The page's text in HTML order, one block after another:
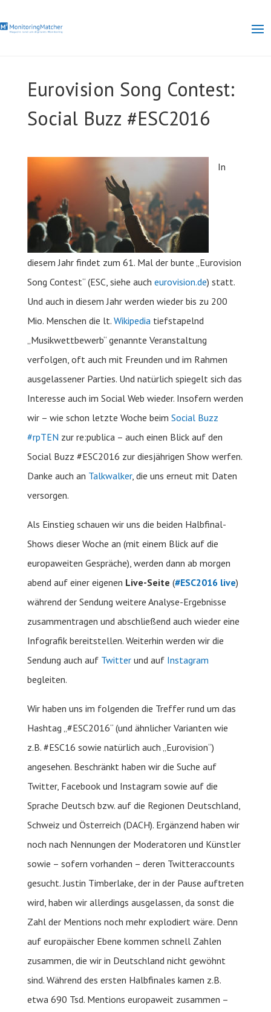
Eurovision Song Contest:
Social Buzz #ESC2016
In
diesem Jahr findet zum 61. Mal der bunte „Eurovision
Song Contest“ (ESC, siehe auch eurovision.de) statt.
Und auch in diesem Jahr werden wieder bis zu 200
Mio. Menschen die lt. Wikipediatiefstapelnd
„Musikwettbewerb“ genannte Veranstaltung
verfolgen, oft auch mit Freunden und im Rahmen
ausgelassener Parties. Und natürlich spiegelt sich das
Interesse auch im Social Web wieder. Insofern werden
wir – wie schon letzte Woche beim Social Buzz
#rpTEN zur re:publica – auch einen Blick auf den
Social Buzz #ESC2016 zur diesjährigen Show werfen.
Danke auch an Talkwalker, die uns erneut mit Daten
versorgen.
Als Einstieg schauen wir uns die beiden Halbfinal-
Shows dieser Woche an (mit einem Blick auf die
europaweiten Gespräche), werden dann ab morgen
abend auf einer eigenen Live-Seite (#ESC2016 live)
während der Sendung weitere Analyse-Ergebnisse
zusammentragen und abschließend auch wieder eine
Infografik bereitstellen. Weiterhin werden wir die
Sendung auch auf Twitterund auf Instagram
begleiten.
Wir haben uns im folgenden die Treffer rund um das
Hashtag „#ESC2016“ (und ähnlicher Varianten wie
z.B. #ESC16 sowie natürlich auch „Eurovision“)
angesehen. Beschränkt haben wir die Suche auf
Twitter, Facebook und Instagram sowie auf die
Sprache Deutsch bzw. auf die Regionen Deutschland,
Schweiz und Österreich (DACH). Ergänzend haben wir
noch nach Nennungen der Moderatoren und Künstler
sowie – sofern vorhanden – deren Twitteraccounts
gesucht. Justin Timberlake, der in der Pause auftreten
wird, haben wir allerdings ausgelassen, da sonst die
Zahl der Mentions noch mehr explodiert wäre. Denn
auf europäischer Ebene kommen schnell Zahlen
zusammen, die wir in Deutschland nicht gewöhnt
sind. Während des ersten Halbfinales kamen z.B.
etwa 690 Tsd. Mentions europaweit zusammen –